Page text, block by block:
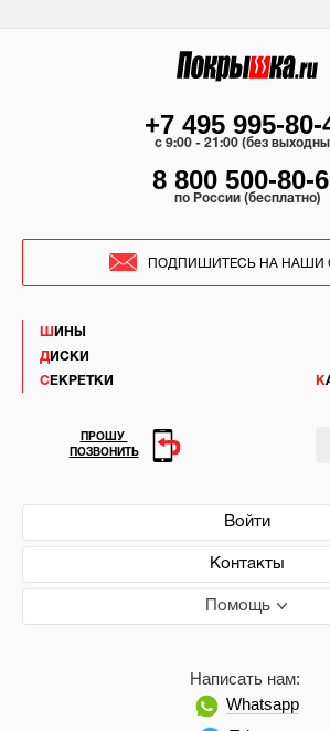
ШИНЫ
ДИСКИ
СЕКРЕТКИ
Войти
Контакты
Помощь
Написать нам:
Whatsapp
+7 495 995-80-
c 9:00 - 21:00 (без
8 800 500-80-
по России (бесплатно)
ПОДПИШИТЕСЬ НА НАШИ
ПРОШУ
ПОЗВОНИТЬ